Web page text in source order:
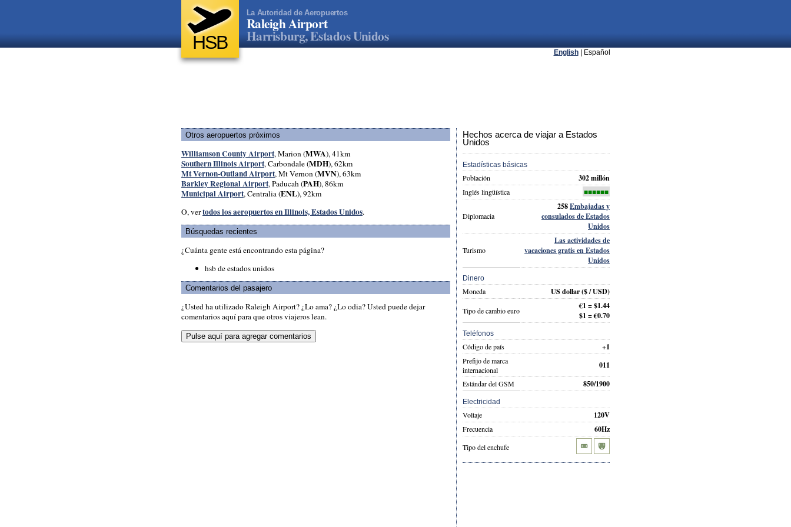
HSB
La Autoridad de Aeropuertos
Raleigh Airport
Harrisburg, Estados Unidos
English| Español
Otros aeropuertos próximos
Williamson County Airport, Marion (MWA), 41km
Southern Illinois Airport, Carbondale (MDH), 62km
Mt Vernon-Outland Airport, Mt Vernon (MVN), 63km
Barkley Regional Airport, Paducah (PAH), 86km
Municipal Airport, Centralia (ENL), 92km
O, vertodos los aeropuertos en Illinois, Estados Unidos.
Búsquedas recientes
¿Cuánta gente está encontrando esta página?
hsb de estados unidos
Comentarios del pasajero
¿Usted ha utilizado Raleigh Airport? ¿Lo ama? ¿Lo odia? Usted puede dejar
comentarios aquí para que otros viajeros lean.
Hechos acerca de viajar a Estados
Unidos
Estadísticas básicas
Población 302 millón
Inglés lingüística ■■■■■■
Diplomacia
258Embajadas y
consulados de Estados
Unidos
Turismo
Las actividades de
vacaciones gratis en Estados
Unidos
Dinero
Moneda US dollar($ / USD)
Tipo de cambio euro
€1 = $1.44
$1 = €0.70
Teléfonos
Código de país +1
Prefijo de marca
internacional
011
Estándar del GSM 850/1900
Electricidad
Voltaje 120V
Frecuencia 60Hz
Tipo del enchufe